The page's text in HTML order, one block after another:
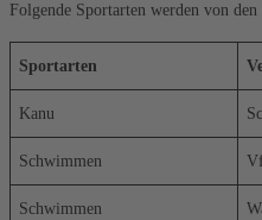
Folgende Sportarten werden von
Sportarten
Kanu
Schwimmen
Schwimmen